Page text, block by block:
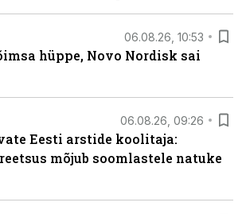
06.08.26, 10:53
hüppe, Novo Nordisk sai
06.08.26, 09:26
Eesti arstide koolitaja:
mõjub soomlastele natuke